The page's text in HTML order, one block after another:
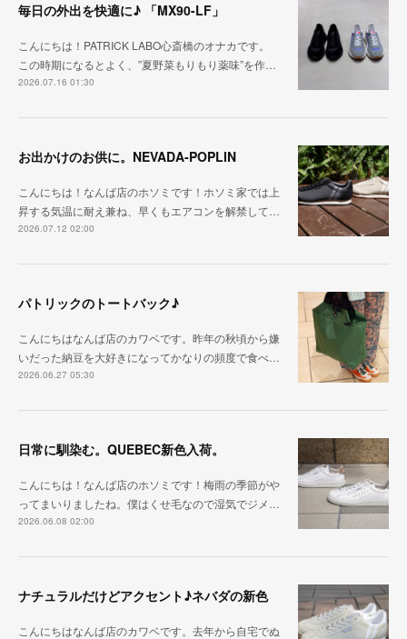
毎日の外出を快適に♪ 「MX90-LF」
こんにちは！PATRICK LABO心斎橋のオナカです。
この時期になるとよく、”夏野菜もりもり薬味”を作…
2026.07.16 01:30
お出かけのお供に。NEVADA-POPLIN
こんにちは！なんば店のホソミです！ホソミ家では上
昇する気温に耐え兼ね、早くもエアコンを解禁して…
2026.07.12 02:00
パトリックのトートバック♪
こんにちはなんば店のカワベです。昨年の秋頃から嫌
いだった納豆を大好きになってかなりの頻度で食べ…
2026.06.27 05:30
日常に馴染む。QUEBEC新色入荷。
こんにちは！なんば店のホソミです！梅雨の季節がや
ってまいりましたね。僕はくせ毛なので湿気でジメ…
2026.06.08 02:00
ナチュラルだけどアクセント♪ネバダの新色
こんにちはなんば店のカワベです。去年から自宅でぬ